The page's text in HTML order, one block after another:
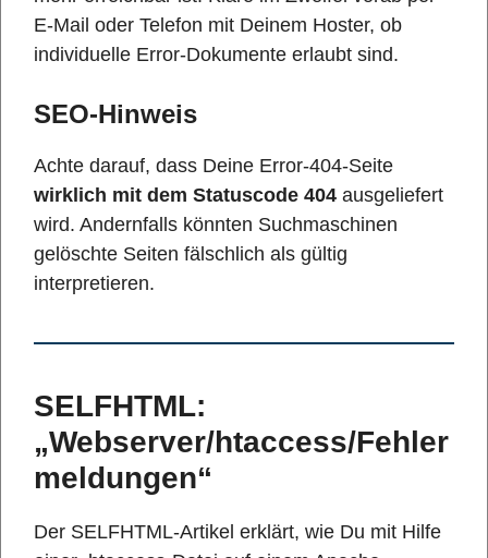
E-Mail oder Telefon mit Deinem Hoster, ob
individuelle Error-Dokumente erlaubt sind.
SEO-Hinweis
Achte darauf, dass Deine Error-404-Seite
wirklich mit dem Statuscode 404 ausgeliefert
wird. Andernfalls könnten Suchmaschinen
gelöschte Seiten fälschlich als gültig
interpretieren.
SELFHTML:
„Webserver/htaccess/Fehler
meldungen“
Der SELFHTML-Artikel erklärt, wie Du mit Hilfe